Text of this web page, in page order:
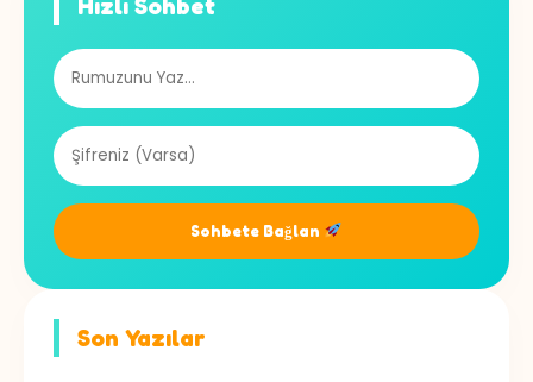
Hızlı Sohbet
Sohbete Bağlan
Son Yazılar